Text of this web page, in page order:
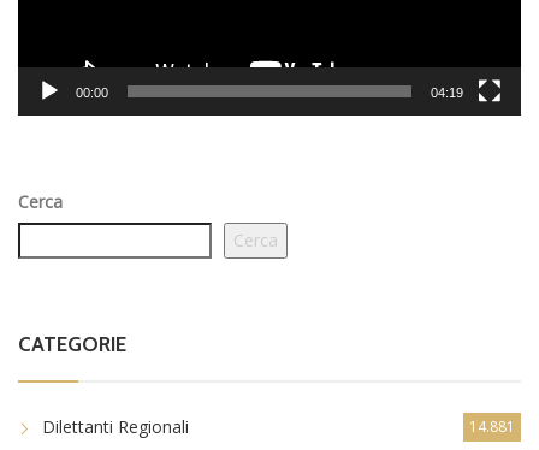
00:00 04:19
Cerca
Cerca
CATEGORIE
Dilettanti Regionali 14.881